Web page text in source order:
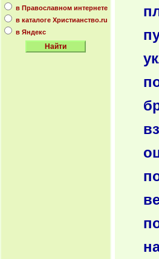
в Православном интернете
в каталоге Христианство.ru
в Яндекс